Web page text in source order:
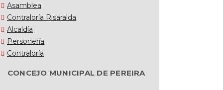
Asamblea
Contraloría Risaralda
Alcaldía
Personería
Contraloría
CONCEJO MUNICIPAL DE PEREIRA